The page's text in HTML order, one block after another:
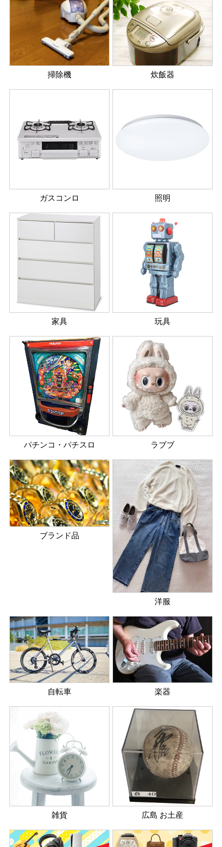
掃除機 炊飯器
ガスコンロ 照明
家具 玩具
パチンコ・パチスロ ラブブ
ブランド品
洋服
自転車 楽器
雑貨 広島 お土産